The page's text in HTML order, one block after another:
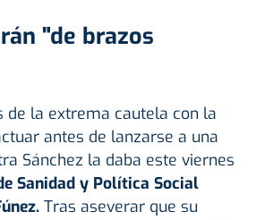
"de brazos
de la extrema cautela con la
antes de lanzarse a una
Sánchez la daba este viernes
Sanidad y Política Social
Tras aseverar que su